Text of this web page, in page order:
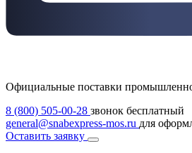
Официальные поставки
8 (800) 505-00-28 звонок бесплатный
general@snabexpress-mos.ru для
Оставить заявку